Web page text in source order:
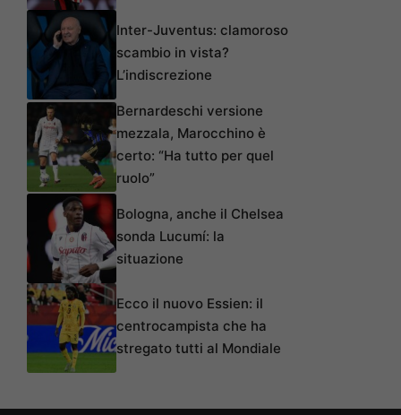
Inter-Juventus: clamoroso
scambio in vista?
L’indiscrezione
Bernardeschi versione
mezzala, Marocchino è
certo: “Ha tutto per quel
ruolo”
Bologna, anche il Chelsea
sonda Lucumí: la
situazione
Ecco il nuovo Essien: il
centrocampista che ha
stregato tutti al Mondiale